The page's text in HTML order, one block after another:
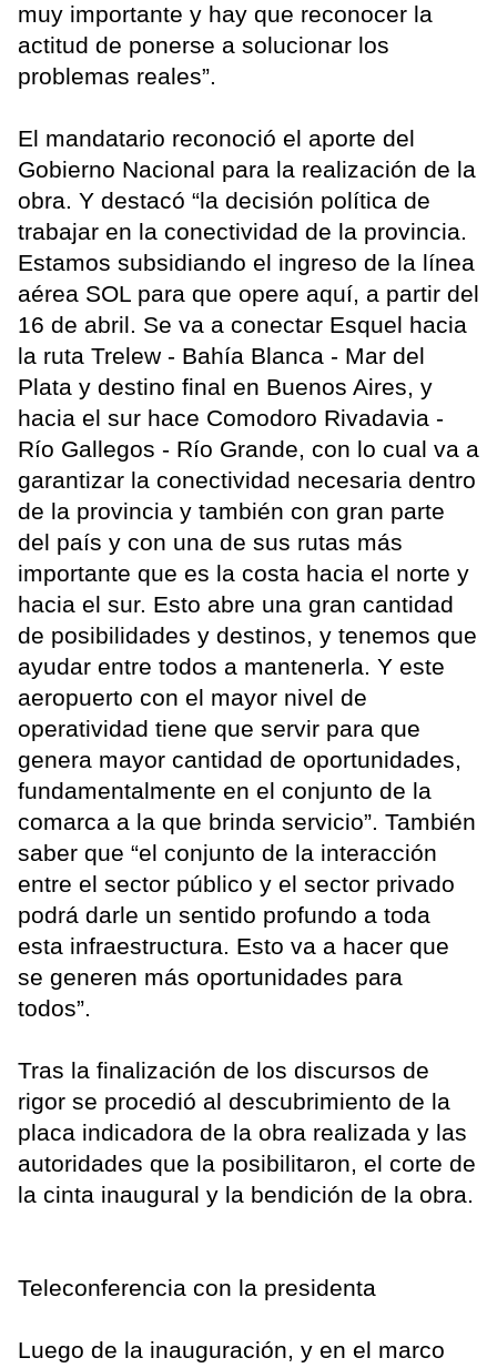
muy importante y hay que reconocer la
actitud de ponerse a solucionar los
problemas reales”.
El mandatario reconoció el aporte del
Gobierno Nacional para la realización de la
obra. Y destacó “la decisión política de
trabajar en la conectividad de la provincia.
Estamos subsidiando el ingreso de la línea
aérea SOL para que opere aquí, a partir del
16 de abril. Se va a conectar Esquel hacia
la ruta Trelew - Bahía Blanca - Mar del
Plata y destino final en Buenos Aires, y
hacia el sur hace Comodoro Rivadavia -
Río Gallegos - Río Grande, con lo cual va a
garantizar la conectividad necesaria dentro
de la provincia y también con gran parte
del país y con una de sus rutas más
importante que es la costa hacia el norte y
hacia el sur. Esto abre una gran cantidad
de posibilidades y destinos, y tenemos que
ayudar entre todos a mantenerla. Y este
aeropuerto con el mayor nivel de
operatividad tiene que servir para que
genera mayor cantidad de oportunidades,
fundamentalmente en el conjunto de la
comarca a la que brinda servicio”. También
saber que “el conjunto de la interacción
entre el sector público y el sector privado
podrá darle un sentido profundo a toda
esta infraestructura. Esto va a hacer que
se generen más oportunidades para
todos”.
Tras la finalización de los discursos de
rigor se procedió al descubrimiento de la
placa indicadora de la obra realizada y las
autoridades que la posibilitaron, el corte de
la cinta inaugural y la bendición de la obra.
Teleconferencia con la presidenta
Luego de la inauguración, y en el marco